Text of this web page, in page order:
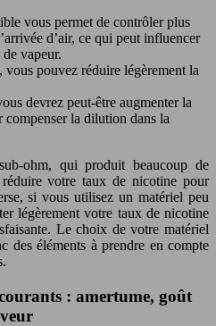
vous permet de contrôler plus
d’air, ce qui peut influencer
vapeur.
pouvez réduire légèrement la
devrez peut-être augmenter la
compenser la dilution dans la
ohm, qui produit beaucoup de
votre taux de nicotine pour
si vous utilisez un matériel peu
légèrement votre taux de nicotine
Le choix de votre matériel
des éléments à prendre en compte
: amertume, goût